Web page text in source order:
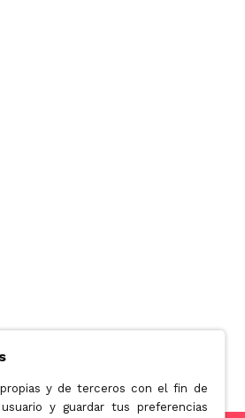
y de terceros con el fin de
y guardar tus preferencias